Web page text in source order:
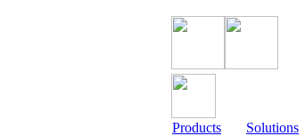
Products Solutions